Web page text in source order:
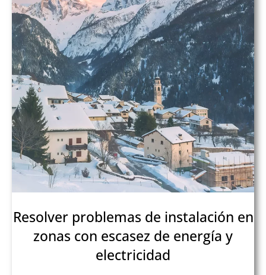
Resolver problemas de instalación en
zonas con escasez de energía y
electricidad